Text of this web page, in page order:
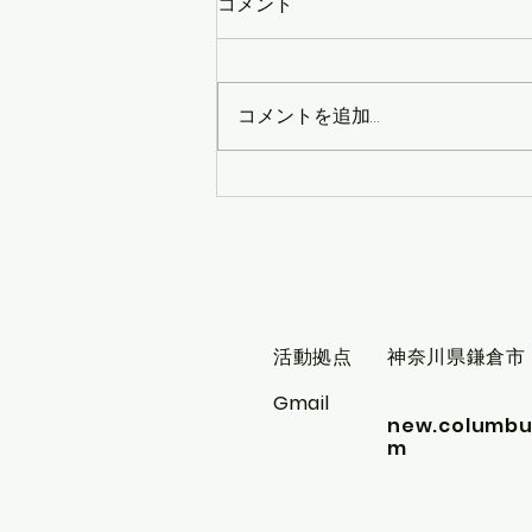
第３回 イケダヤマト
コメントを追加…
​活動拠点
Gmail
​神奈川県鎌倉市
m